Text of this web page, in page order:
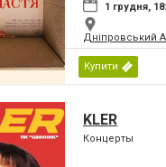
1 грудня,
Дніпровський
Купити
KLER
Концерты